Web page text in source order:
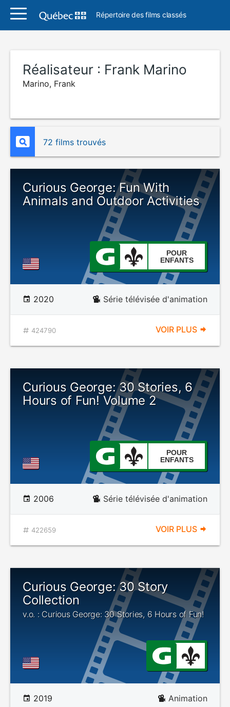
Répertoire des films classés
Réalisateur : Frank Marino
Marino, Frank
72 films trouvés
Curious George: Fun With
Animals and Outdoor Activities
POUR
ENFANTS
2020 Série télévisée d'animation
424790 VOIR PLUS
Curious George: 30 Stories, 6
Hours of Fun! Volume 2
POUR
ENFANTS
2006 Série télévisée d'animation
422659 VOIR PLUS
Curious George: 30 Story
Collection
v.o. : Curious George: 30 Stories, 6 Hours of Fun!
2019 Animation